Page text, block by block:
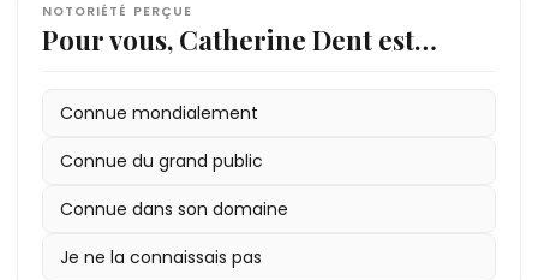
NOTORIÉTÉ PERÇUE
Pour vous, Catherine Dent est…
Connue mondialement
Connue du grand public
Connue dans son domaine
Je ne la connaissais pas